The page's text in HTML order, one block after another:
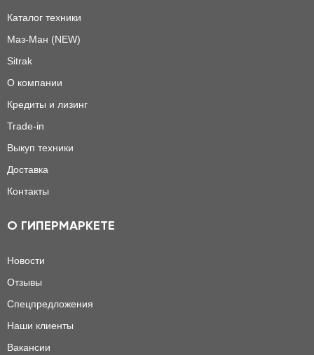
Каталог техники
Маз-Ман (NEW)
Sitrak
О компании
Кредиты и лизинг
Trade-in
Выкуп техники
Доставка
Контакты
О ГИПЕРМАРКЕТЕ
Новости
Отзывы
Спецпредложения
Наши клиенты
Вакансии